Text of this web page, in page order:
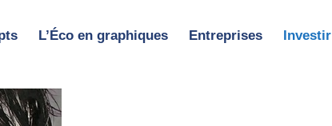
L’Éco en graphiques Entreprises Investir